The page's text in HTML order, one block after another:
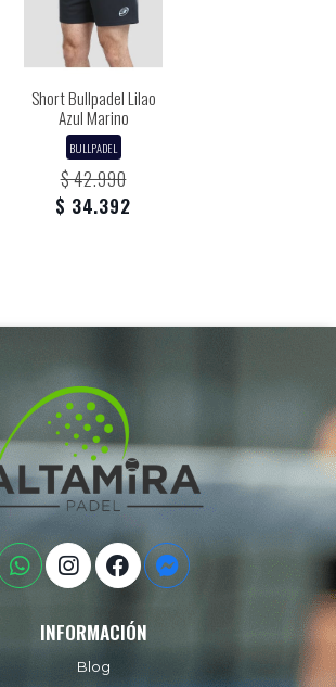
Short Bullpadel Lilao
Azul Marino
BULLPADEL
$ 42.990
$ 34.392
INFORMACIÓN
Blog